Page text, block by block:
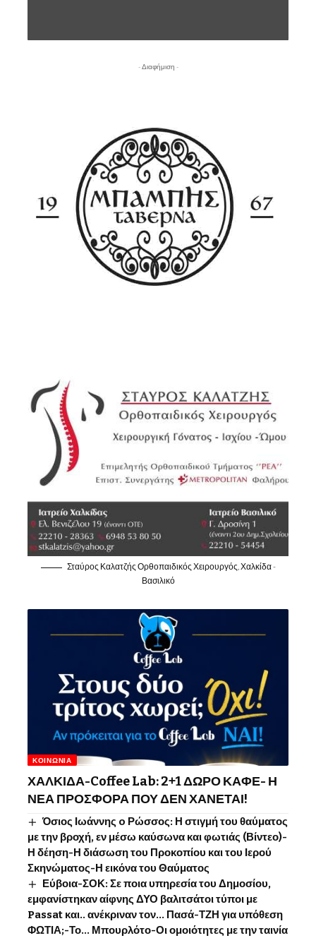
- Διαφήμιση -
Σταύρος Καλατζής Ορθοπαιδικός Χειρουργός, Χαλκίδα -
Βασιλικό
ΚΟΙΝΩΝΊΑ
ΧΑΛΚΙΔΑ-Coffee Lab: 2+1 ΔΩΡΟ ΚΑΦΕ- Η
ΝΕΑ ΠΡΟΣΦΟΡΑ ΠΟΥ ΔΕΝ ΧΑΝΕΤΑΙ!
Όσιος Ιωάννης o Ρώσσος: Η στιγμή του θαύματος
με την βροχή, εν μέσω καύσωνα και φωτιάς (Βίντεο)-
Η δέηση-Η διάσωση του Προκοπίου και του Ιερού
Σκηνώματος-Η εικόνα του Θαύματος
Εύβοια-ΣΟΚ: Σε ποια υπηρεσία του Δημοσίου,
εμφανίστηκαν αίφνης ΔΥΟ βαλιτσάτοι τύποι με
Passat και.. ανέκριναν τον… Πασά-ΤΖΗ για υπόθεση
ΦΩΤΙΑ;-Το… Μπουρλότο-Οι ομοιότητες με την ταινία